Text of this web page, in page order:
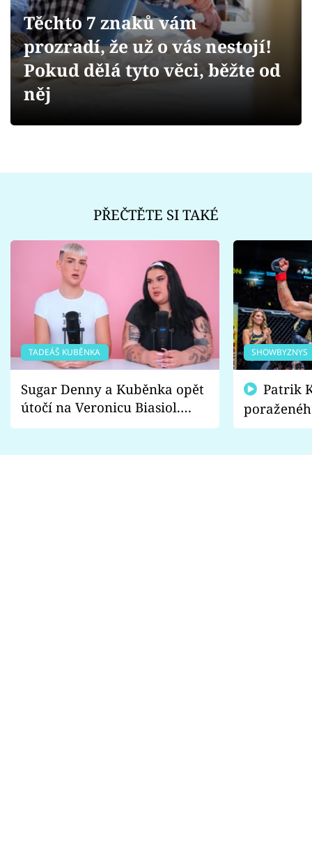
Videa
Sledujte prima+
Těchto 7 znaků vám
prozradí, že už o vás nestojí!
Pokud dělá tyto věci, běžte od
něj
PŘEČTĚTE SI TAKÉ
TADEÁŠ KUBĚNKA
Sugar Denny a Kuběnka opět
útočí na Veronicu Biasiol.
Proč je podle nich falešná a
SHOWBYZNYS
fanoušci